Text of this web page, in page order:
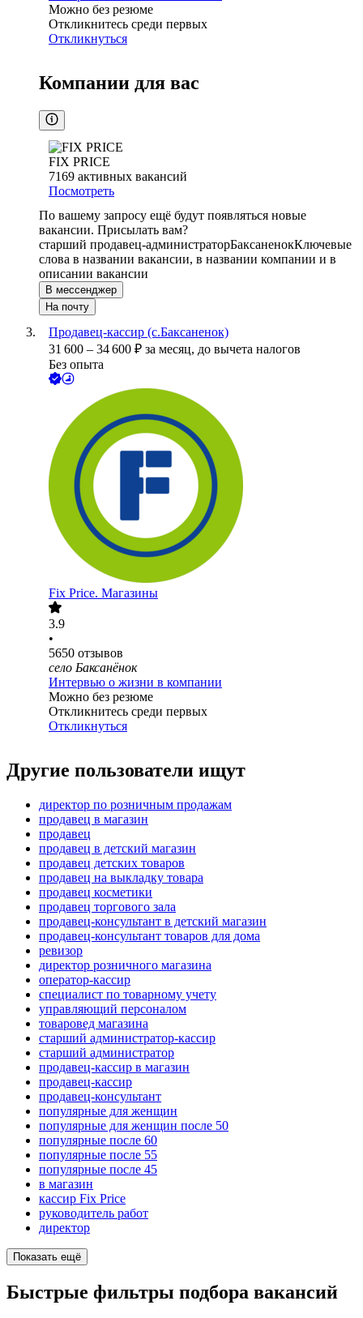
Можно без резюме
Откликнитесь среди первых
Откликнуться
Компании для вас
FIX PRICE
7169 активных вакансий
Посмотреть
По вашему запросу ещё будут появляться новые
вакансии. Присылать вам?
старший продавец-администраторБаксаненокКлючевые
слова в названии вакансии, в названии компании и в
описании вакансии
В мессенджер
На почту
Продавец-кассир (с.Баксаненок)
31 600 – 34 600 ₽ за месяц, до вычета налогов
Без опыта
Fix Price. Магазины
3.9
•
5650 отзывов
село Баксанёнок
Интервью о жизни в компании
Можно без резюме
Откликнитесь среди первых
Откликнуться
Другие пользователи ищут
директор по розничным продажам
продавец в магазин
продавец
продавец в детский магазин
продавец детских товаров
продавец на выкладку товара
продавец косметики
продавец торгового зала
продавец-консультант в детский магазин
продавец-консультант товаров для дома
ревизор
директор розничного магазина
оператор-кассир
специалист по товарному учету
управляющий персоналом
товаровед магазина
старший администратор-кассир
старший администратор
продавец-кассир в магазин
продавец-кассир
продавец-консультант
популярные для женщин
популярные для женщин после 50
популярные после 60
популярные после 55
популярные после 45
в магазин
кассир Fix Price
руководитель работ
директор
Показать ещё
Быстрые фильтры подбора вакансий